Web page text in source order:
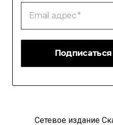
Email
адрес
Сетевое издание